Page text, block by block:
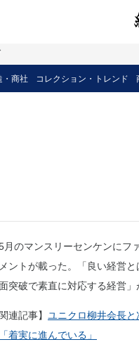
・商社 コレクション・トレンド
のマンスリーセンケンにフ
ントが載った。「良い経営
突破で素直に対応する経営」
関連記事】 ユニクロ柳井会長
着実に進んでいる」